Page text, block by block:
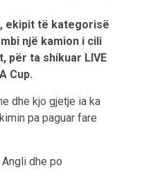
ekipit të kategorisë
një kamion i cili
për ta shikuar LIVE
Cup.
dhe kjo gjetje ia ka
pa paguar fare
dhe po